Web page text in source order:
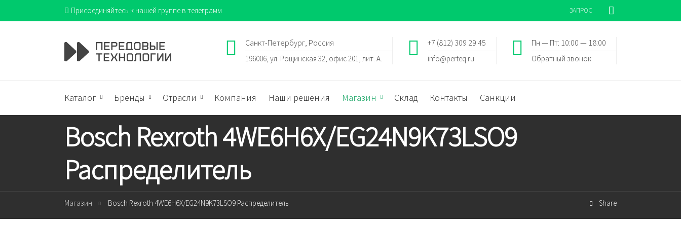
Присоединяйтесь к нашей группе в телеграмм ЗАПРОС
Пн — Пт: 10:00 — 18:00
Обратный звонок
+7 (812) 309 29 45
info@perteq.ru
Санкт-Петербург, Россия
196006, ул. Рощинская 32, офис 201, лит. А.
Каталог Бренды Отрасли Компания Наши решения Магазин Склад Контакты Санкции
Bosch Rexroth 4WE6H6X/EG24N9K73LSO9
Распределитель
Магазин Bosch Rexroth 4WE6H6X/EG24N9K73LSO9 Распределитель Share